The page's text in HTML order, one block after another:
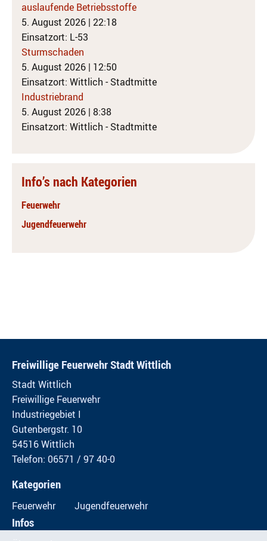
auslaufende Betriebsstoffe
5. August 2026 | 22:18
Einsatzort: L-53
Sturmschaden
5. August 2026 | 12:50
Einsatzort: Wittlich - Stadtmitte
Industriebrand
5. August 2026 | 8:38
Einsatzort: Wittlich - Stadtmitte
Info’s nach Kategorien
Feuerwehr
Jugendfeuerwehr
Freiwillige Feuerwehr Stadt Wittlich
Stadt Wittlich
Freiwillige Feuerwehr
Industriegebiet I
Gutenbergstr. 10
54516 Wittlich
Telefon: 06571 / 97 40-0
Kategorien
Feuerwehr Jugendfeuerwehr
Infos